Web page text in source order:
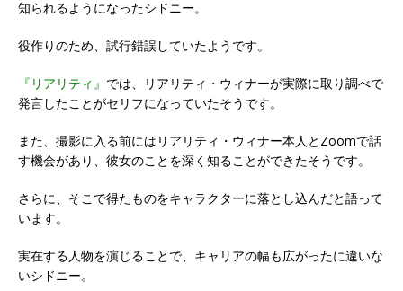
知られるようになったシドニー。
役作りのため、試行錯誤していたようです。
『リアリティ』 では、リアリティ・ウィナーが実際に取り調べで
発言したことがセリフになっていたそうです。
また、撮影に入る前にはリアリティ・ウィナー本人とZoomで話
す機会があり、彼女のことを深く知ることができたそうです。
さらに、そこで得たものをキャラクターに落とし込んだと語って
います。
実在する人物を演じることで、キャリアの幅も広がったに違いな
いシドニー。